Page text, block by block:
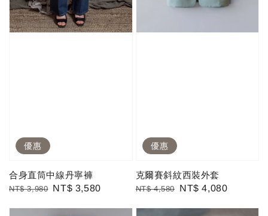
優惠
合身直筒中線丹寧褲
Regular
NT$ 3,980 Sale
NT$ 3,580
優惠
克爾賽斜紋西裝外套
Regular
NT$ 4,580
Sale
NT$ 4,080